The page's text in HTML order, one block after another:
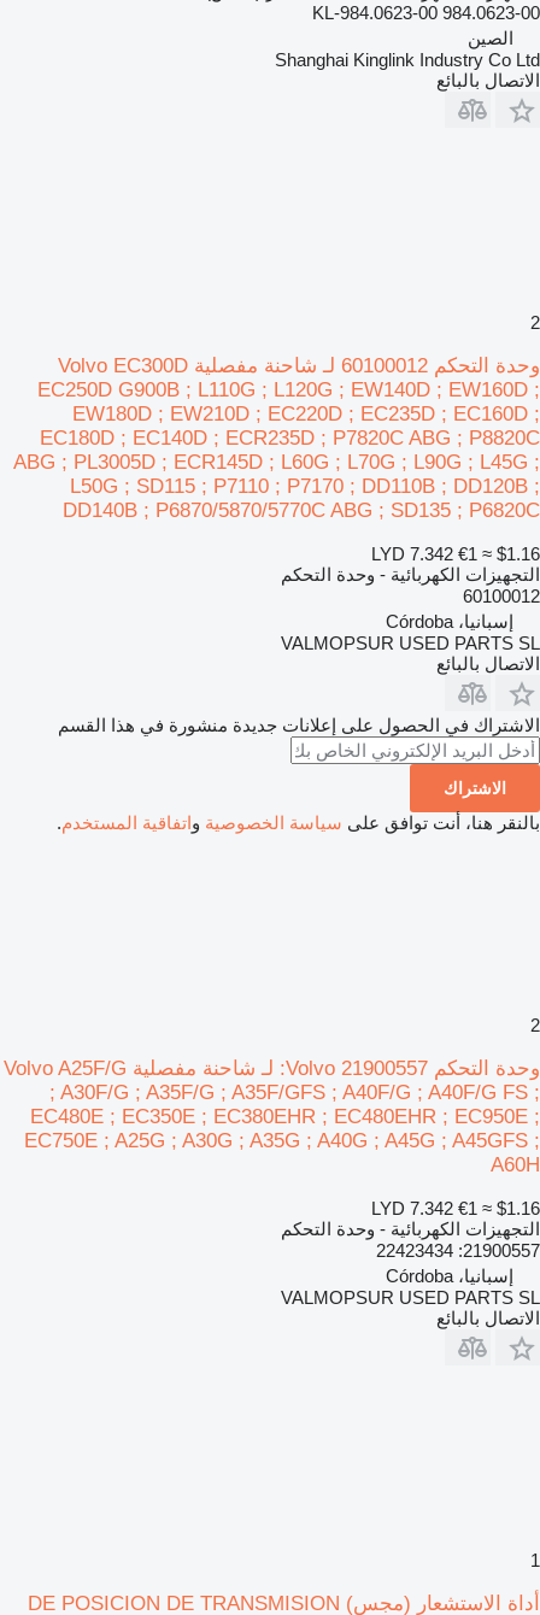
KL-984.0623-00 984.0623-00
الصين
Shanghai Kinglink Industry Co Ltd
الاتصال بالبائع
2
وحدة التحكم 60100012 لـ شاحنة مفصلية Volvo EC300D
EC250D G900B ; L110G ; L120G ; EW140D ; EW160D ;
EW180D ; EW210D ; EC220D ; EC235D ; EC160D ;
EC180D ; EC140D ; ECR235D ; P7820C ABG ; P8820C
ABG ; PL3005D ; ECR145D ; L60G ; L70G ; L90G ; L45G ;
L50G ; SD115 ; P7110 ; P7170 ; DD110B ; DD120B ;
DD140B ; P6870/5870/5770C ABG ; SD135 ; P6820C
LYD 7.342 €1 ≈ $1.16
التجهيزات الكهربائية - وحدة التحكم
60100012
إسبانيا، Córdoba
VALMOPSUR USED PARTS SL
الاتصال بالبائع
الاشتراك في الحصول على إعلانات جديدة منشورة في هذا القسم
الاشتراك
بالنقر هنا، أنت توافق على سياسة الخصوصية واتفاقية المستخدم.
2
وحدة التحكم Volvo 21900557: لـ شاحنة مفصلية Volvo A25F/G
; A30F/G ; A35F/G ; A35F/GFS ; A40F/G ; A40F/G FS ;
EC480E ; EC350E ; EC380EHR ; EC480EHR ; EC950E ;
EC750E ; A25G ; A30G ; A35G ; A40G ; A45G ; A45GFS ;
A60H
LYD 7.342 €1 ≈ $1.16
التجهيزات الكهربائية - وحدة التحكم
21900557: 22423434
إسبانيا، Córdoba
VALMOPSUR USED PARTS SL
الاتصال بالبائع
1
أداة الاستشعار (مجس) DE POSICION DE TRANSMISION